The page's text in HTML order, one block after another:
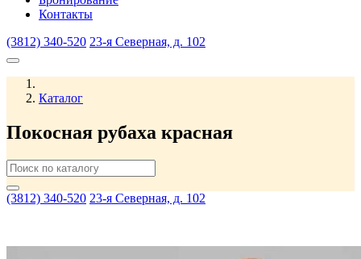
Контакты
(3812) 340-520 23-я Северная, д. 102
Каталог
Покосная рубаха красная
(3812) 340-520 23-я Северная, д. 102